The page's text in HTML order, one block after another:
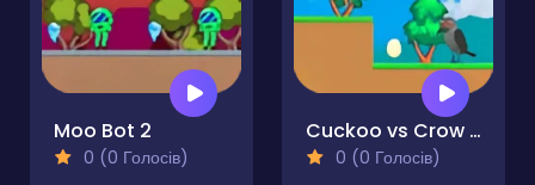
Moo Bot 2
0 (0 Голосів)
Cuckoo vs Crow Monster 2
0 (0 Голосів)